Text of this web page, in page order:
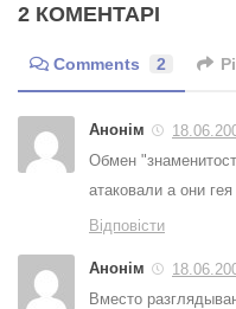
2 КОМЕНТАРІ
Comments 2
Анонім
Обмен
атаковали а они
Відповісти
Анонім
Вместо